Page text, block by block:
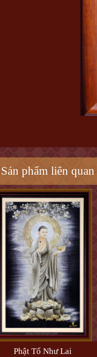
Sản phẩm liên quan
Phật Tổ Như Lai